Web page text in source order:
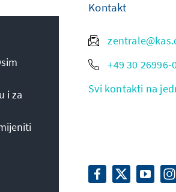
sich
und
Kontakt
+49 30 26996-
Svi kontakti na
i za